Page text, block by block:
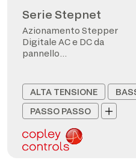
Serie Stepnet
Azionamento Stepper
Digitale AC e DC da
pannello
ALTA TENSIONE
PASSO PASSO